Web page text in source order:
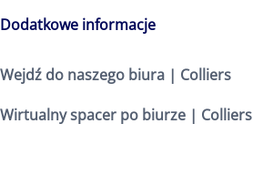
Dodatkowe informacje
Wejdź do naszego biura | Colliers
Wirtualny spacer po biurze | Colliers